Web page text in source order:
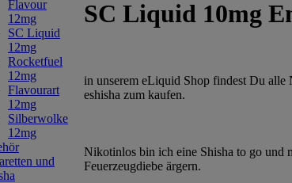
Flavour
12mg
SC Liquid
12mg
Rocketfuel
12mg
Flavourart
12mg
Silberwolke
12mg
und
SC Liquid 10mg
in unserem eLiquid Shop findest Du
eshisha zum kaufen.
Nikotinlos bin ich eine Shisha to go und
Feuerzeugdiebe ärgern.